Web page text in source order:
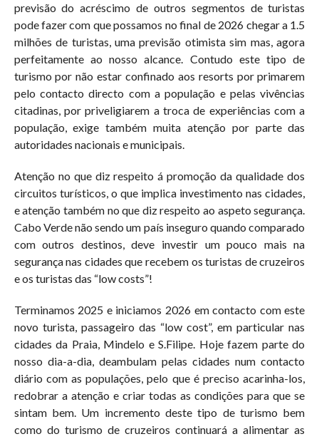
previsão do acréscimo de outros segmentos de turistas
pode fazer com que possamos no final de 2026 chegar a 1.5
milhões de turistas, uma previsão otimista sim mas, agora
perfeitamente ao nosso alcance. Contudo este tipo de
turismo por não estar confinado aos resorts por primarem
pelo contacto directo com a população e pelas vivências
citadinas, por priveligiarem a troca de experiências com a
população, exige também muita atenção por parte das
autoridades nacionais e municipais.
Atenção no que diz respeito á promoção da qualidade dos
circuitos turísticos, o que implica investimento nas cidades,
e atenção também no que diz respeito ao aspeto segurança.
Cabo Verde não sendo um país inseguro quando comparado
com outros destinos, deve investir um pouco mais na
segurança nas cidades que recebem os turistas de cruzeiros
e os turistas das “low costs”!
Terminamos 2025 e iniciamos 2026 em contacto com este
novo turista, passageiro das “low cost”, em particular nas
cidades da Praia, Mindelo e S.Filipe. Hoje fazem parte do
nosso dia-a-dia, deambulam pelas cidades num contacto
diário com as populações, pelo que é preciso acarinha-los,
redobrar a atenção e criar todas as condições para que se
sintam bem. Um incremento deste tipo de turismo bem
como do turismo de cruzeiros continuará a alimentar as